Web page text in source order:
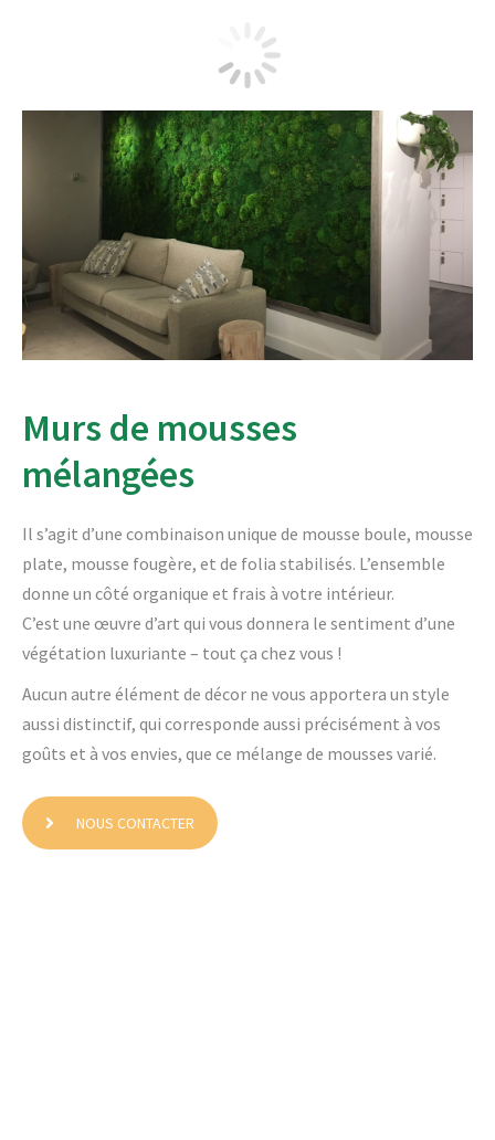
Murs de mousses
mélangées
Il s’agit d’une combinaison unique de mousse boule, mousse
plate, mousse fougère, et de folia stabilisés. L’ensemble
donne un côté organique et frais à votre intérieur.
C’est une œuvre d’art qui vous donnera le sentiment d’une
végétation luxuriante – tout ça chez vous !
Aucun autre élément de décor ne vous apportera un style
aussi distinctif, qui corresponde aussi précisément à vos
goûts et à vos envies, que ce mélange de mousses varié.
NOUS CONTACTER